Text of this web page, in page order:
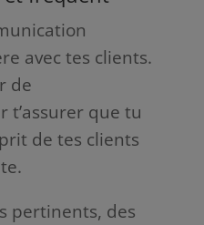
avec tes clients.
de
t’assurer que tu
de tes clients
pertinents, des